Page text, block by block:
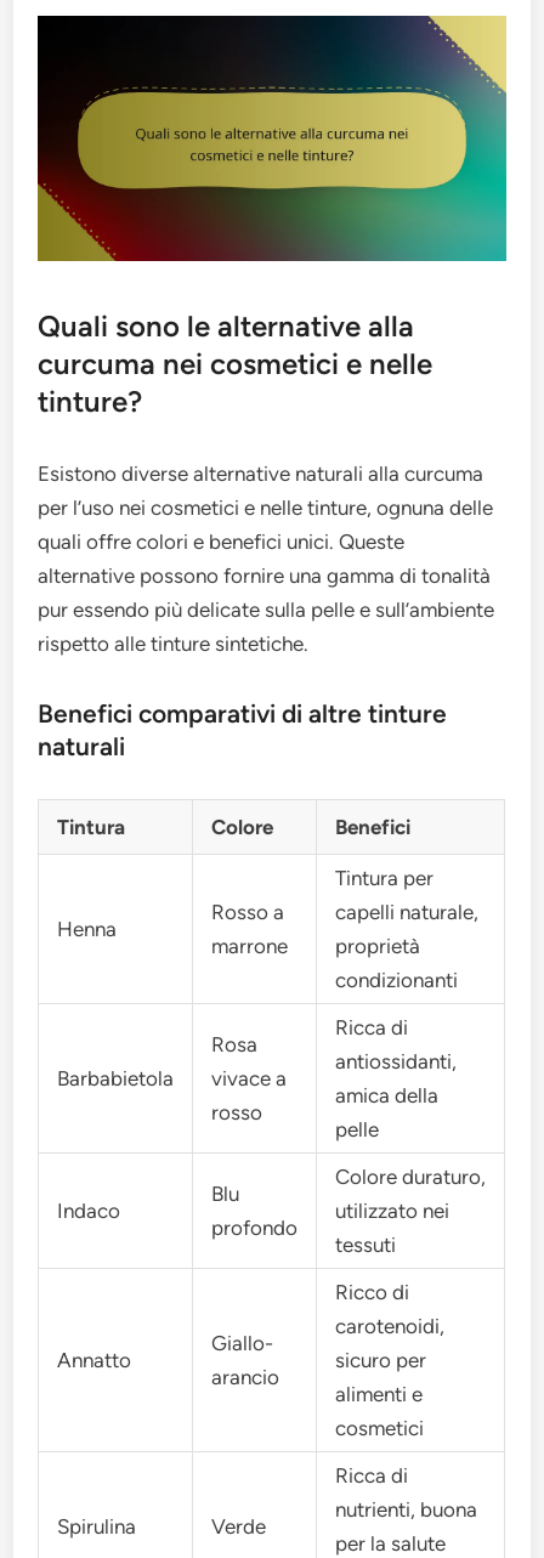
Quali sono le alternative alla
curcuma nei cosmetici e nelle
tinture?
Esistono diverse alternative naturali alla curcuma
per l’uso nei cosmetici e nelle tinture, ognuna delle
quali offre colori e benefici unici. Queste
alternative possono fornire una gamma di tonalità
pur essendo più delicate sulla pelle e sull’ambiente
rispetto alle tinture sintetiche.
Benefici comparativi di altre tinture
naturali
Tintura Colore Benefici
Henna
Rosso a
marrone
Tintura per
capelli naturale,
proprietà
condizionanti
Barbabietola
Rosa
vivace a
rosso
Ricca di
antiossidanti,
amica della
pelle
Indaco
Blu
profondo
Colore duraturo,
utilizzato nei
tessuti
Annatto
Giallo-
arancio
Ricco di
carotenoidi,
sicuro per
alimenti e
cosmetici
Spirulina Verde
Ricca di
nutrienti, buona
per la salute